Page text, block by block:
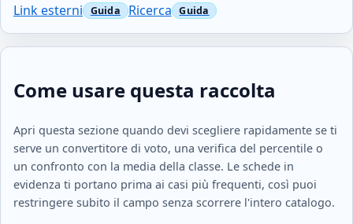
Link esterni
Ricerca
Come usare questa raccolta
Apri questa sezione quando devi scegliere rapidamente se ti
serve un convertitore di voto, una verifica del percentile o
un confronto con la media della classe. Le schede in
evidenza ti portano prima ai casi più frequenti, così puoi
restringere subito il campo senza scorrere l'intero catalogo.